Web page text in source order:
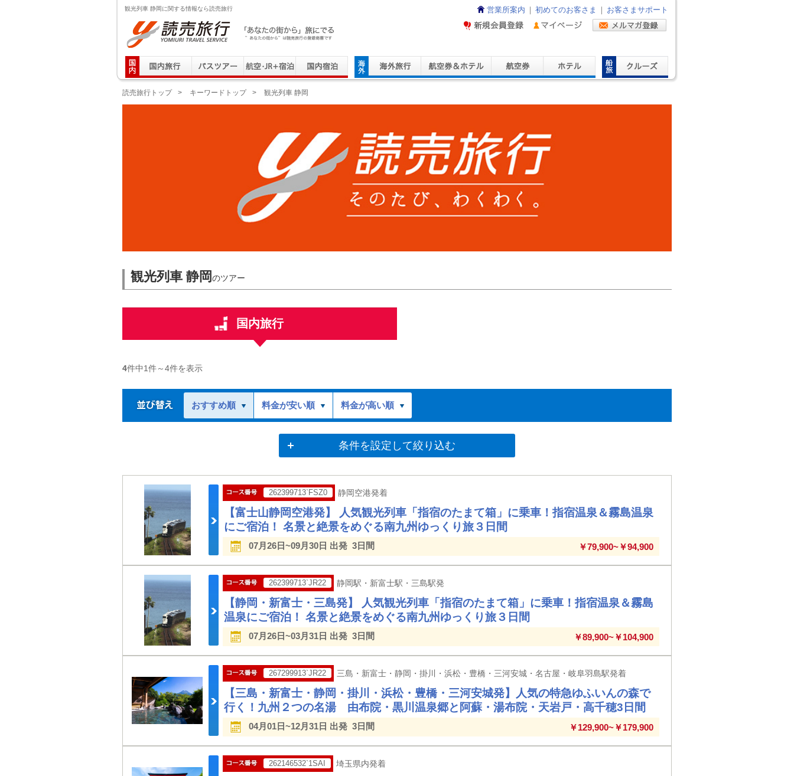
観光列車 静岡に関する情報なら読売旅行
読売旅行 「あなたの街から」旅にでる｜Yomiuri Travel Service
営業所案内 初めてのお客さま お客さまサポート
読売旅行トップ > キーワードトップ > 観光列車 静岡
観光列車 静岡のツアー
国内旅行
4件中1件～4件を表示
おすすめ順 料金が安い順 料金が高い順
条件を設定して絞り込む
262399713`FSZ0 静岡空港発着
【富士山静岡空港発】 人気観光列車「指宿のたまて箱」に乗車！指宿温泉＆霧島温泉
にご宿泊！ 名景と絶景をめぐる南九州ゆっくり旅３日間
07月26日~09月30日 出発 3日間 ￥79,900~￥94,900
262399713`JR22 静岡駅・新富士駅・三島駅発
【静岡・新富士・三島発】 人気観光列車「指宿のたまて箱」に乗車！指宿温泉＆霧島
温泉にご宿泊！ 名景と絶景をめぐる南九州ゆっくり旅３日間
07月26日~03月31日 出発 3日間 ￥89,900~￥104,900
267299913`JR22 三島・新富士・静岡・掛川・浜松・豊橋・三河安城・名古屋・岐阜羽島駅発着
【三島・新富士・静岡・掛川・浜松・豊橋・三河安城発】人気の特急ゆふいんの森で
行く！九州２つの名湯 由布院・黒川温泉郷と阿蘇・湯布院・天岩戸・高千穂3日間
04月01日~12月31日 出発 3日間 ￥129,900~￥179,900
262146532`1SAI 埼玉県内発着